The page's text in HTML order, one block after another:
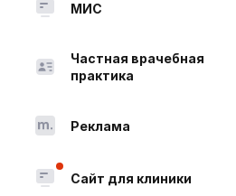
МИС
Частная врачебная
практика
Реклама
Сайт для клиники